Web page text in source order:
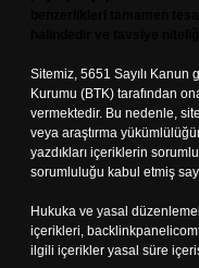
Sitemiz, 5651 Sayılı
Kurumu (BTK) tarafından
vermektedir. Bu nedenle,
veya araştırma
yazdıkları içeriklerin
sorumluluğu kabul etmiş
Hukuka ve yasal
içerikleri,
ilgili içerikler yasal süre